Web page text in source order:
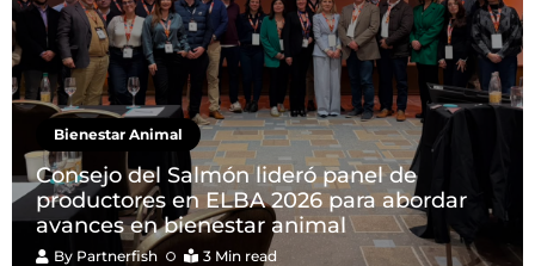
Bienestar Animal
Consejo del Salmón lideró panel de
productores en ELBA 2026 para abordar
avances en bienestar animal
By Partnerfish 3 Min read